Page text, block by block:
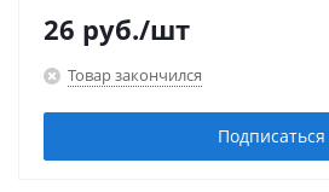
26 руб./шт
Товар закончился
Подписаться